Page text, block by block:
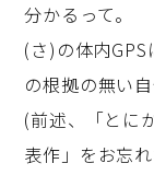
分かるって。
(さ)の体内
の根拠の無い
(前述、「とに
表作」をお忘